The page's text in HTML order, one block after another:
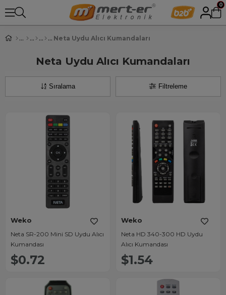
0
Neta Uydu Alıcı Kumandaları
Neta Uydu Alıcı Kumandaları
Filtreleme
Sıralama
Weko
Neta SR-200 Mini SD Uydu Alıcı
Kumandası
$0.72
Weko
Neta HD 340-300 HD Uydu
Alıcı Kumandası
$1.54